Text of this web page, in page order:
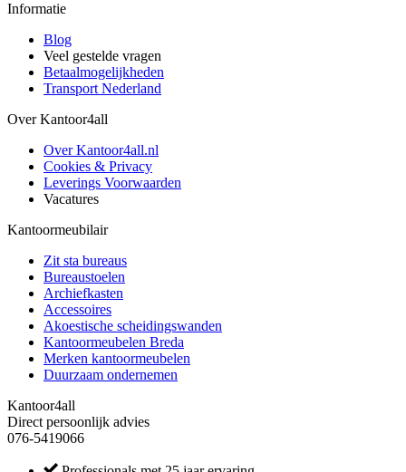
Informatie
Blog
Veel gestelde vragen
Betaalmogelijkheden
Transport Nederland
Over Kantoor4all
Over Kantoor4all.nl
Cookies & Privacy
Leverings Voorwaarden
Vacatures
Kantoormeubilair
Zit sta bureaus
Bureaustoelen
Archiefkasten
Accessoires
Akoestische scheidingswanden
Kantoormeubelen Breda
Merken kantoormeubelen
Duurzaam ondernemen
Kantoor4all
Direct persoonlijk advies
076-5419066